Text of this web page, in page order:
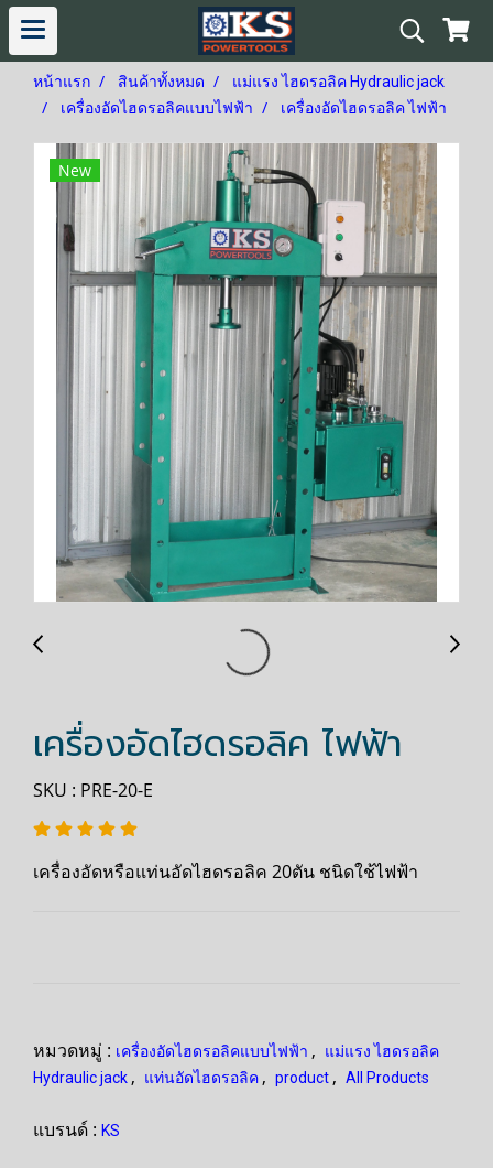
หน้าแรก สินค้าทั้งหมด
แม่แรง ไฮดรอลิค Hydraulic jack
เครื่องอัดไฮดรอลิคแบบไฟฟ้า
เครื่องอัดไฮดรอลิค ไฟฟ้า
New
เครื่องอัดไฮดรอลิค ไฟฟ้า
SKU : PRE-20-E
เครื่องอัดหรือแท่นอัดไฮดรอลิค 20ตัน ชนิดใช้ไฟฟ้า
หมวดหมู่ : เครื่องอัดไฮดรอลิคแบบไฟฟ้า ,
แม่แรง ไฮดรอลิค
Hydraulic jack , แท่นอัดไฮดรอลิค , product , All Products
แบรนด์ : KS